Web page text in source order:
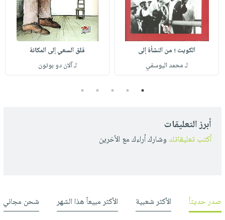
الكويت ؛ من النشأة إلى
لـ محمد اليوسفي
قلق السعي إلى المكانة
لـ آلان دو بوتون
1
2
3
4
5
أبرز التعليقات
أكتب تعليقاتك وشارك أراءك مع الأخرين
صدر حديثاً الأكثر شعبية الأكثر مبيعاً هذا الشهر شحن مجاني